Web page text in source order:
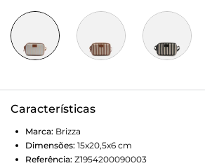
Características
Marca: Brizza
Dimensões: 15x20,5x6 cm
Referência: Z1954200090003